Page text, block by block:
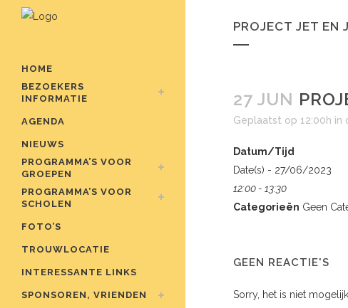
HOME
BEZOEKERS
INFORMATIE
AGENDA
NIEUWS
PROGRAMMA’S VOOR
GROEPEN
PROGRAMMA’S VOOR
SCHOLEN
FOTO’S
TROUWLOCATIE
INTERESSANTE LINKS
SPONSOREN, VRIENDEN
PROJECT JET EN
27 JUN
Geplaatst op 12:00h in
Datum/Tijd
Date(s) - 27/06/2023
12:00 - 13:30
Categorieën Geen
GEEN REACTIE'S
Sorry, het is niet